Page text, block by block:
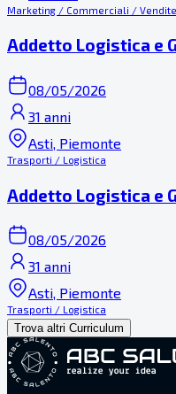
Marketing / Commerciali / Vendite
Addetto Logistica e
08/05/2026
31 anni
Asti, Piemonte
Trasporti / Logistica
Addetto Logistica e
08/05/2026
31 anni
Asti, Piemonte
Trasporti / Logistica
Trova altri Curriculum